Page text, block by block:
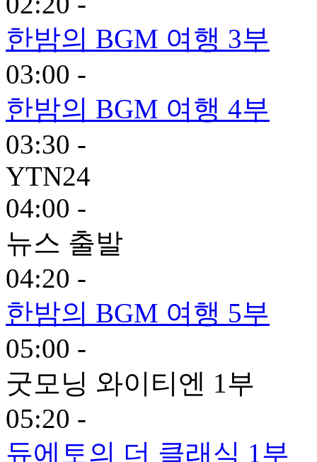
한밤의 BGM 여행 3부
03:00 -
한밤의 BGM 여행 4부
03:30 -
YTN24
04:00 -
뉴스 출발
04:20 -
한밤의 BGM 여행 5부
05:00 -
굿모닝 와이티엔 1부
05:20 -
듀에토의 더 클래식 1부